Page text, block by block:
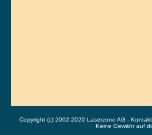
Copyright (c) 2002-2020 Laserzone AG -
Keine Gewähr auf